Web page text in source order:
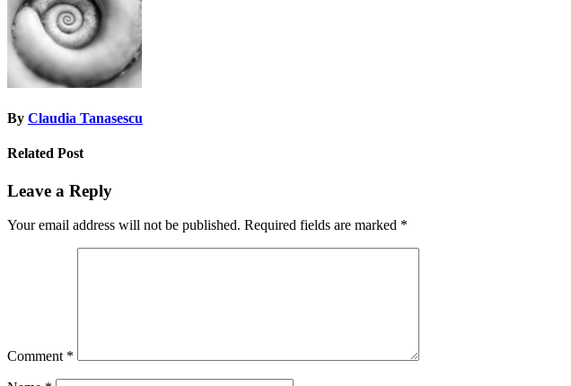
By Claudia Tanasescu
Related Post
Leave a Reply
Your email address will not be published. Required fields are marked *
Comment *